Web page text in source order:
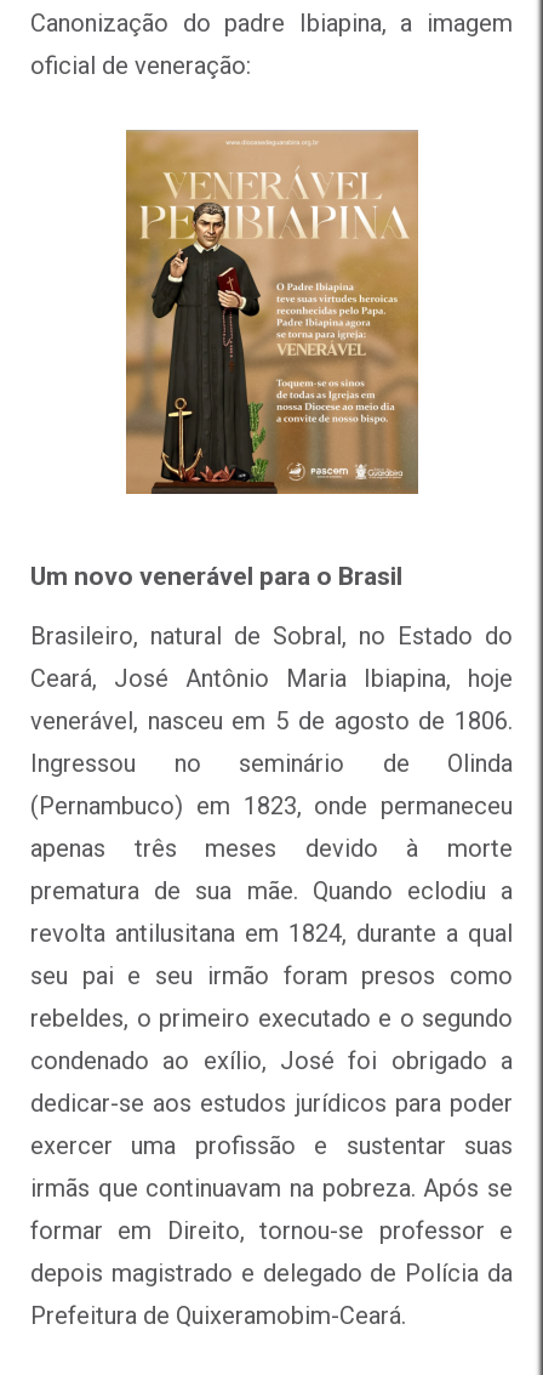
Canonização do padre Ibiapina, a imagem
oficial de veneração:
Um novo venerável para o Brasil
Brasileiro, natural de Sobral, no Estado do
Ceará, José Antônio Maria Ibiapina, hoje
venerável, nasceu em 5 de agosto de 1806.
Ingressou no seminário de Olinda
(Pernambuco) em 1823, onde permaneceu
apenas três meses devido à morte
prematura de sua mãe. Quando eclodiu a
revolta antilusitana em 1824, durante a qual
seu pai e seu irmão foram presos como
rebeldes, o primeiro executado e o segundo
condenado ao exílio, José foi obrigado a
dedicar-se aos estudos jurídicos para poder
exercer uma profissão e sustentar suas
irmãs que continuavam na pobreza. Após se
formar em Direito, tornou-se professor e
depois magistrado e delegado de Polícia da
Prefeitura de Quixeramobim-Ceará.